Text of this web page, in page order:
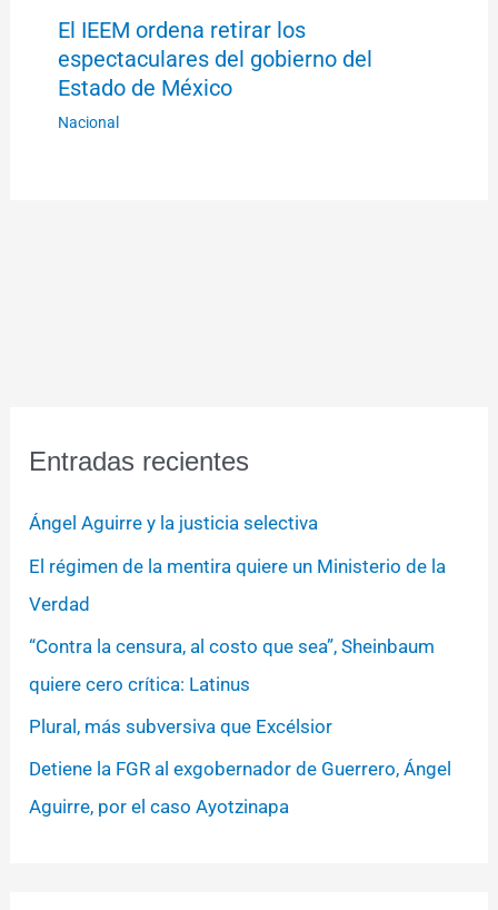
El IEEM ordena retirar los
espectaculares del gobierno del
Estado de México
Nacional
Entradas recientes
Ángel Aguirre y la justicia selectiva
El régimen de la mentira quiere un Ministerio de la
Verdad
“Contra la censura, al costo que sea”, Sheinbaum
quiere cero crítica: Latinus
Plural, más subversiva que Excélsior
Detiene la FGR al exgobernador de Guerrero, Ángel
Aguirre, por el caso Ayotzinapa